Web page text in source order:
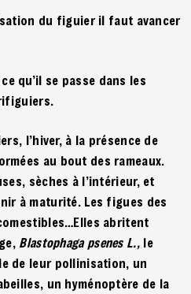
du figuier il faut avancer
qu’il se passe dans les
l’hiver, à la présence de
au bout des rameaux.
sèches à l’intérieur, et
à maturité. Les figues des
abritent
Blastophaga psenes L.,le
de leur pollinisation, un
un hyménoptère de la